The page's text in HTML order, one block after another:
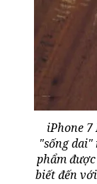
iPhone
"sống
phẩm
biết đến